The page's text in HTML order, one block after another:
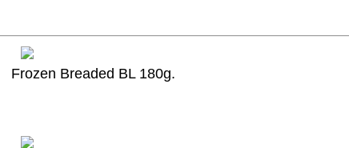
Frozen Breaded BL 180g.